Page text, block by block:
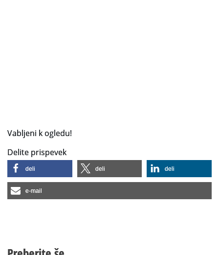
Vabljeni k ogledu!
Delite prispevek
deli deli deli
e-mail